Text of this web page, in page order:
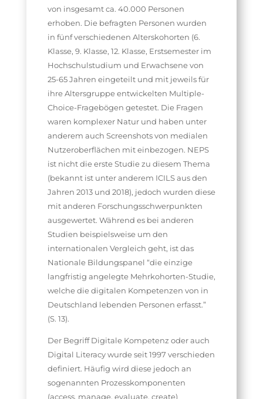
von insgesamt ca. 40.000 Personen
erhoben. Die befragten Personen wurden
in fünf verschiedenen Alterskohorten (6.
Klasse, 9. Klasse, 12. Klasse, Erstsemester im
Hochschulstudium und Erwachsene von
25-65 Jahren eingeteilt und mit jeweils für
ihre Altersgruppe entwickelten Multiple-
Choice-Fragebögen getestet. Die Fragen
waren komplexer Natur und haben unter
anderem auch Screenshots von medialen
Nutzeroberflächen mit einbezogen. NEPS
ist nicht die erste Studie zu diesem Thema
(bekannt ist unter anderem ICILS aus den
Jahren 2013 und 2018), jedoch wurden diese
mit anderen Forschungsschwerpunkten
ausgewertet. Während es bei anderen
Studien beispielsweise um den
internationalen Vergleich geht, ist das
Nationale Bildungspanel “die einzige
langfristig angelegte Mehrkohorten-Studie,
welche die digitalen Kompetenzen von in
Deutschland lebenden Personen erfasst.”
(S. 13).
Der Begriff Digitale Kompetenz oder auch
Digital Literacy wurde seit 1997 verschieden
definiert. Häufig wird diese jedoch an
sogenannten Prozesskomponenten
(access, manage, evaluate, create)